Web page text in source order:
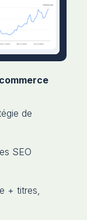
de
SEO
+ titres,